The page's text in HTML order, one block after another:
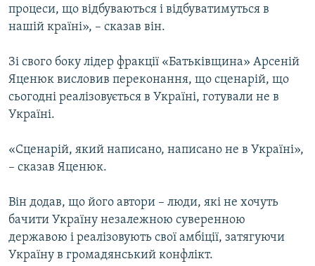
процеси, що відбуваються і відбуватимуться в
нашій країні», – сказав він.
Зі свого боку лідер фракції «Батьківщина» Арсеній
Яценюк висловив переконання, що сценарій, що
сьогодні реалізовується в Україні, готували не в
Україні.
«Сценарій, який написано, написано не в Україні»,
– сказав Яценюк.
Він додав, що його автори – люди, які не хочуть
бачити Україну незалежною суверенною
державою і реалізовують свої амбіції, затягуючи
Україну в громадянський конфлікт.